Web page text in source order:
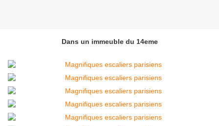
Dans un immeuble du 14eme